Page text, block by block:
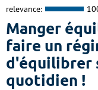
relevance:
Manger
faire un
d'équilibrer
quotidien !